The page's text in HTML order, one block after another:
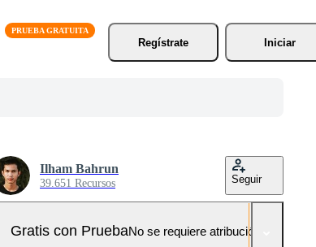
Regístrate
Iniciar
Ilham Bahrun
39.651 Recursos Seguir
Gratis con PruebaNo se requiere atribución!